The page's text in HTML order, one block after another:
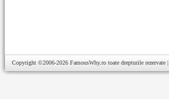
Copyright ©2006-2026 FamousWhy.ro toate drepturile rezervate |